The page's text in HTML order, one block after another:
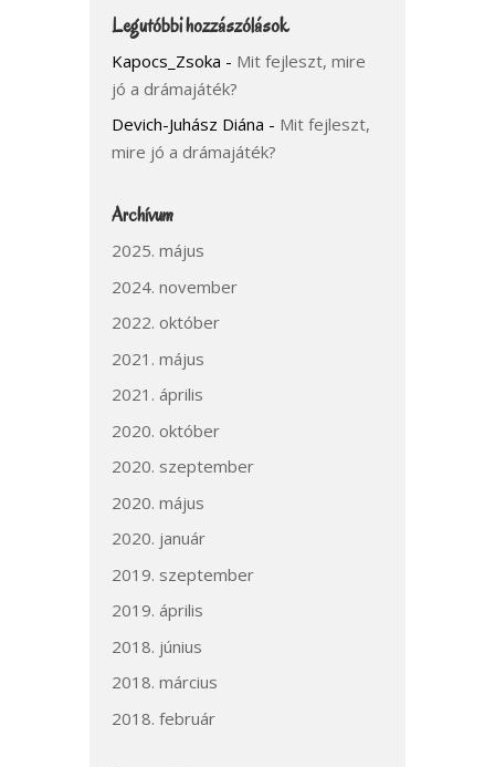
Legutóbbi hozzászólások
Kapocs_Zsoka - Mit fejleszt, mire
jó a drámajáték?
Devich-Juhász Diána - Mit fejleszt,
mire jó a drámajáték?
Archívum
2025. május
2024. november
2022. október
2021. május
2021. április
2020. október
2020. szeptember
2020. május
2020. január
2019. szeptember
2019. április
2018. június
2018. március
2018. február